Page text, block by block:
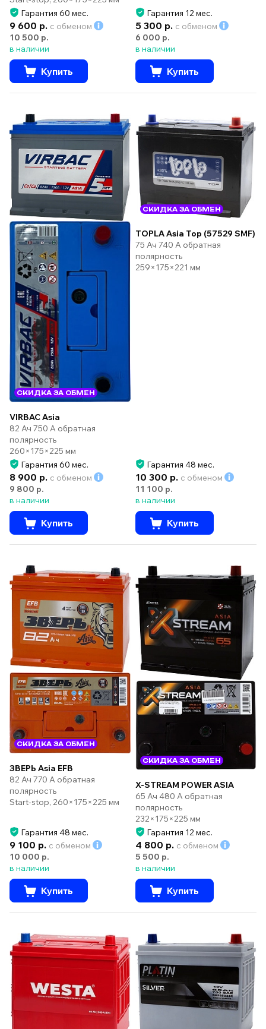
Гарантия 60 мес.
9 600 р. с обменом
10 500 р.
в наличии
Купить
Гарантия 12 мес.
5 300 р. с обменом
6 000 р.
в наличии
Купить
СКИДКА ЗА ОБМЕН
VIRBAC Asia
82 Ач 750 А обратная
полярность
260×175×225 мм
Гарантия 60 мес.
8 900 р. с обменом
9 800 р.
в наличии
Купить
СКИДКА ЗА ОБМЕН
TOPLA Asia Top (57529 SMF)
75 Ач 740 А обратная
полярность
259×175×221 мм
Гарантия 48 мес.
10 300 р. с обменом
11 100 р.
в наличии
Купить
СКИДКА ЗА ОБМЕН
ЗВЕРЬ Asia EFB
82 Ач 770 А обратная
полярность
Start-stop, 260×175×225 мм
Гарантия 48 мес.
9 100 р. с обменом
10 000 р.
в наличии
Купить
СКИДКА ЗА ОБМЕН
X-STREAM POWER ASIA
65 Ач 480 А обратная
полярность
232×175×225 мм
Гарантия 12 мес.
4 800 р. с обменом
5 500 р.
в наличии
Купить